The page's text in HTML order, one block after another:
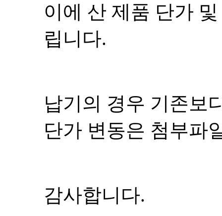
이에 산 제품 단가
립니다.
납기의 경우 기존보
단가 변동은 첨부파
감사합니다.